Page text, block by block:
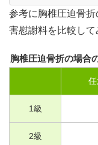
参考に胸椎圧迫骨
害慰謝料を比較して
胸椎圧迫骨折の場合
1級
2級